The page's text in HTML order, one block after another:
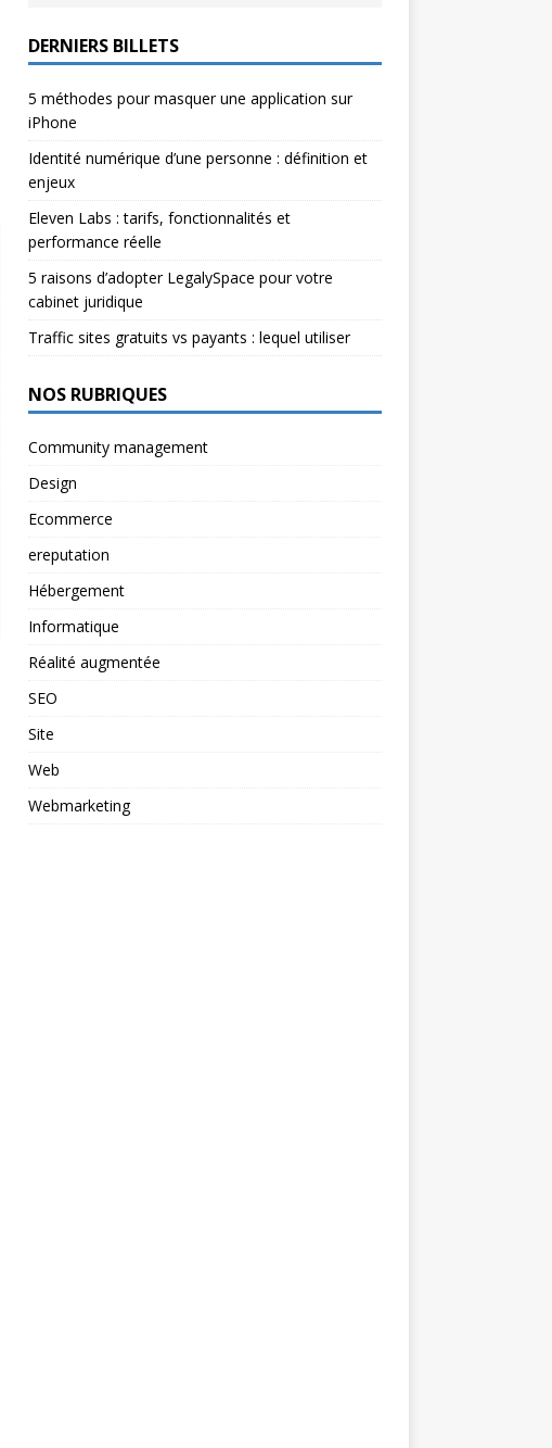
DERNIERS BILLETS
5 méthodes pour masquer une application sur
iPhone
Identité numérique d’une personne : définition et
enjeux
Eleven Labs : tarifs, fonctionnalités et
performance réelle
5 raisons d’adopter LegalySpace pour votre
cabinet juridique
Traffic sites gratuits vs payants : lequel utiliser
NOS RUBRIQUES
Community management
Design
Ecommerce
ereputation
Hébergement
Informatique
Réalité augmentée
SEO
Site
Web
Webmarketing